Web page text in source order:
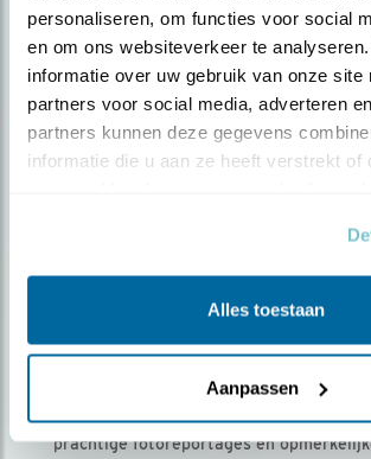
personaliseren, om functies voor social
en om ons websiteverkeer te
informatie over uw gebruik van onze site
partners voor social media, adverteren
partners kunnen deze gegevens
informatie die u aan ze heeft verstrekt of
Alles toestaan
Aanpassen
Ontvang 5 x Vogels voor €
Vogels is het tijdschrift voor onze
prachtige fotoreportages en